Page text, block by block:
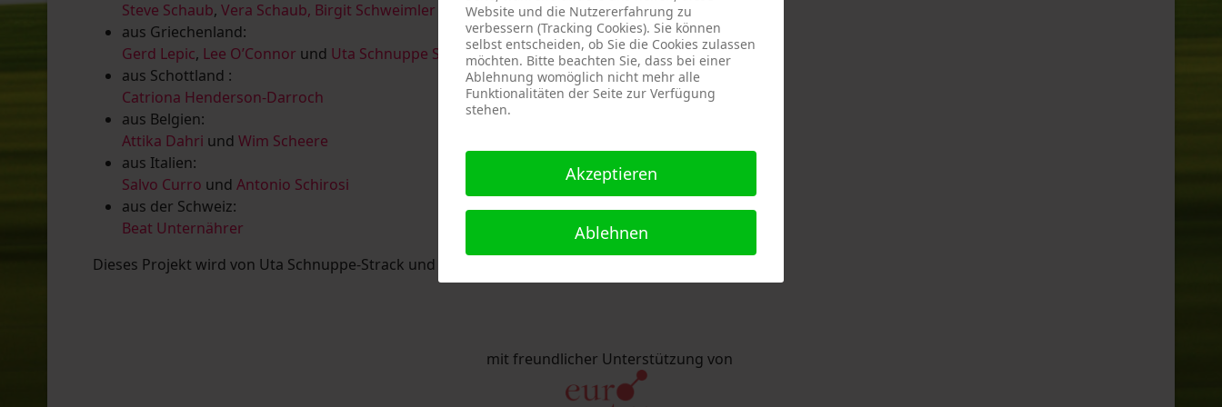
Steve Schaub, Vera Schaub, Birgit Schweimler & Serge DevadderundRolf Thärichen
aus Griechenland:
Gerd Lepic, Lee O’Connor und Uta Schnuppe Strack
aus Schottland :
Catriona Henderson-Darroch
aus Belgien:
Attika Dahri und Wim Scheere
aus Italien:
Salvo Curro und Antonio Schirosi
aus der Schweiz:
Beat Unternährer
Dieses Projekt wird von Uta Schnuppe-Strack und Eric Schaftlein organisiert.
mit freundlicher Unterstützung von
Website und die Nutzererfahrung zu
verbessern (Tracking Cookies). Sie können
selbst entscheiden, ob Sie die Cookies zulassen
möchten. Bitte beachten Sie, dass bei einer
Ablehnung womöglich nicht mehr alle
Funktionalitäten der Seite zur Verfügung
stehen.
Akzeptieren
Ablehnen